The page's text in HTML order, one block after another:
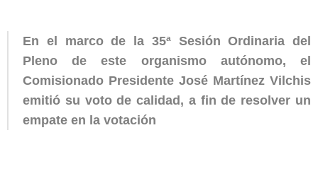
En el marco de la 35ª Sesión Ordinaria del
Pleno de este organismo autónomo, el
Comisionado Presidente José Martínez Vilchis
emitió su voto de calidad, a fin de resolver un
empate en la votación